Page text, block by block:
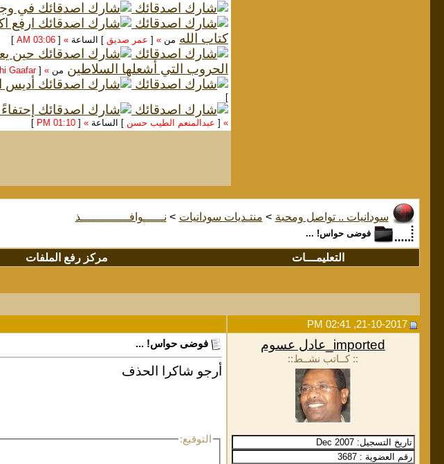
في
ارفع
كتاب الله من »
[عمر صديق ] الساعة »
[
03:06 AM
]
حين
الحروب التي أشعلها السلاطين من »
[
Abdullahi Gaafar
أديس
]
»
[عبدالمنعم الطيب حسن ] الساعة »
[
01:10 PM
]
سودانيات .. تواصل ومحبة > منتـديات سودانيات > نــــــوافــــــــــــــذ
فوضى حواس! ...
التعليمـــات مركز رفع الملفات
21-10-2017, 02:41 PM
imported_عادل عسوم
:: كــاتب نشــط::
فوضى حواس! ...
أرجو شاكرا الحذف
التوقيع: